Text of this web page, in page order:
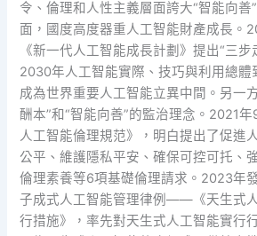
令、倫理和人性主義層面誇大“智能向善
面，國度高度器重人工智能財產成長。
《新一代人工智能成長計劃》提出“三步
2030年人工智能實際、技巧與利用總體
成為世界重要人工智能立異中間。另一
酬本”和“智能向善”的監治理念。2021
人工智能倫理規范》，明白提出了促進
公平、維護隱私平安、確保可控可托、
倫理素養等6項基礎倫理請求。2023年
子成式人工智能管理律例——《天生式
行措施》，率先對天生式人工智能實行